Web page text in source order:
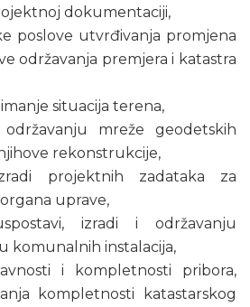
dokumentaciji,
poslove utvrđivanja promjena
održavanja premjera i katastra
situacija terena,
mreže geodetskih
rekonstrukcije,
projektnih zadataka za
uprave,
izradi i održavanju
komunalnih instalacija,
i kompletnosti pribora,
kompletnosti katastarskog